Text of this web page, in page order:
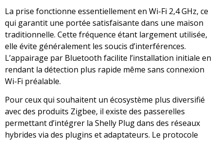
La prise fonctionne essentiellement en Wi-Fi 2,4 GHz, ce
qui garantit une portée satisfaisante dans une maison
traditionnelle. Cette fréquence étant largement utilisée,
elle évite généralement les soucis d’interférences.
L’appairage par Bluetooth facilite l’installation initiale en
rendant la détection plus rapide même sans connexion
Wi-Fi préalable.
Pour ceux qui souhaitent un écosystème plus diversifié
avec des produits Zigbee, il existe des passerelles
permettant d’intégrer la Shelly Plug dans des réseaux
hybrides via des plugins et adaptateurs. Le protocole